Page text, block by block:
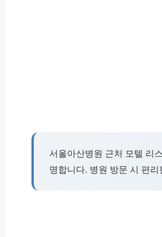
서울아산병원 근처 모텔 리
명합니다. 병원 방문 시 편